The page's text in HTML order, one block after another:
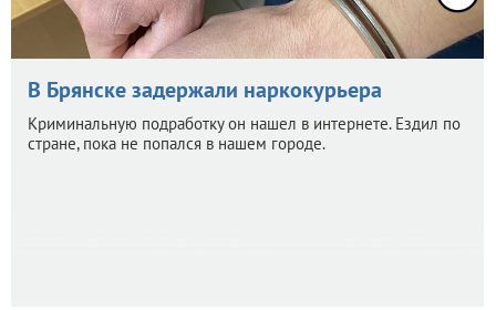
В Брянске задержали наркокурьера
Криминальную подработку он нашел в интернете. Ездил по
стране, пока не попался в нашем городе.